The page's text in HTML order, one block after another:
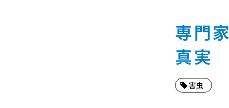
専門
真実
害虫